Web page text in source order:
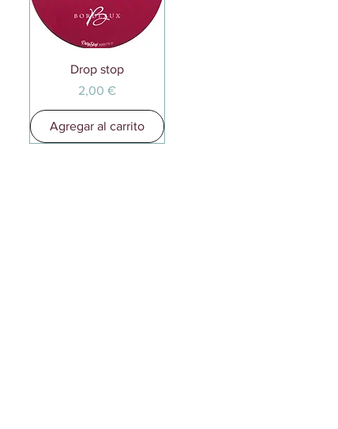
Vista rápida
Drop stop
Precio
2,00 €
Agregar al carrito